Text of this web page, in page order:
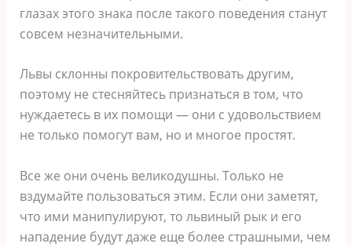
глазах этого знака после такого поведения станут
совсем незначительными.
Львы склонны покровительствовать другим,
поэтому не стесняйтесь признаться в том, что
нуждаетесь в их помощи ― они с удовольствием
не только помогут вам, но и многое простят.
Все же они очень великодушны. Только не
вздумайте пользоваться этим. Если они заметят,
что ими манипулируют, то львиный рык и его
нападение будут даже еще более страшными, чем